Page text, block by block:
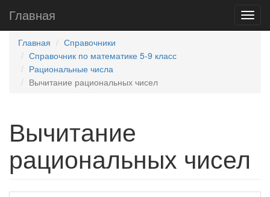
Главная
Главная
Справочники
Справочник по математике 5-9 класс
Рациональные числа
Вычитание рациональных чисел
Вычитание
рациональных чисел